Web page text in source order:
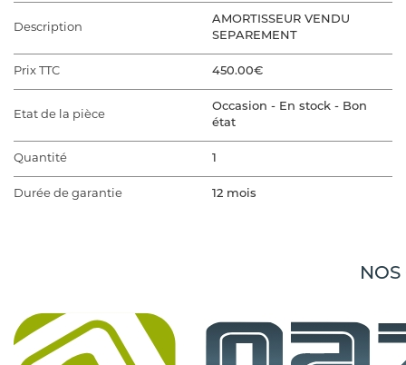
Description
AMORTISSEUR VENDU
SEPAREMENT
Prix TTC 450.00€
Etat de la pièce
Occasion - En stock - Bon
état
Quantité 1
Durée de garantie 12 mois
Modèle du véhicule MODEL 3 5YJ3
NOS